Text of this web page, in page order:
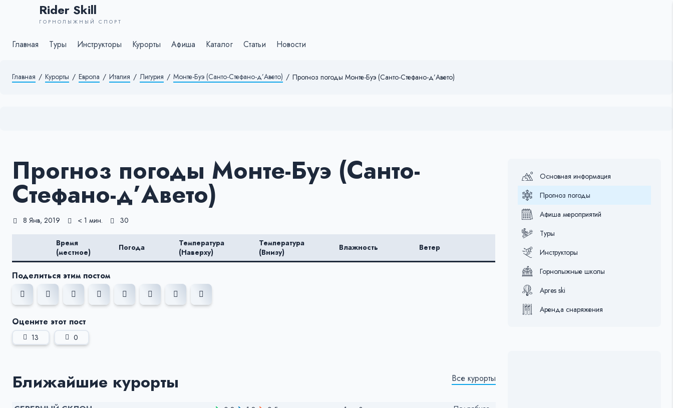
Rider Skill
ГОРНОЛЫЖНЫЙ СПОРТ
Главная Туры Инструкторы Курорты Афиша Каталог Статьи Новости
Главная / Курорты / Европа / Италия / Лигурия / Монте-Буэ (Санто-Стефано-д’Авето) / Прогноз погоды Монте-Буэ (Санто-Стефано-д’Авето)
Прогноз погоды Монте-Буэ (Санто-
Стефано-д’Авето)
8 Янв, 2019 < 1 мин. 30
Время
(местное)
Погода
Температура
(Наверху)
Температура
(Внизу)
Влажность Ветер
Поделиться этим постом
Оцените этот пост
13 0
Ближайшие курорты Все курорты
Основная информация
Прогноз погоды
Афиша мероприятий
Туры
Инструкторы
Горнолыжные школы
Apres ski
Аренда снаряжения